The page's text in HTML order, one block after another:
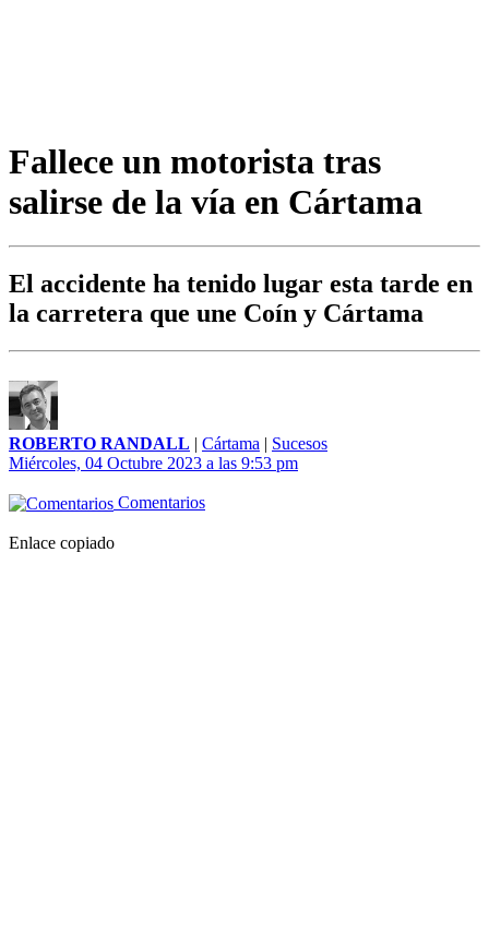
Fallece un motorista tras
salirse de la vía en Cártama
El accidente ha tenido lugar esta tarde en
la carretera que une Coín y Cártama
ROBERTO RANDALL | Cártama | Sucesos
Miércoles, 04 Octubre 2023 a las 9:53 pm
Comentarios
Enlace copiado